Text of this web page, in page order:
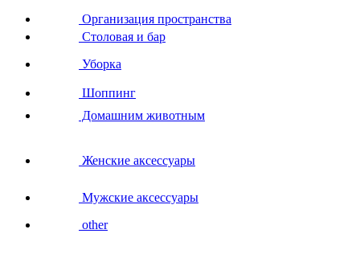
Организация пространства
Столовая и бар
Уборка
Шоппинг
Домашним животным
Женские аксессуары
Мужские аксессуары
other